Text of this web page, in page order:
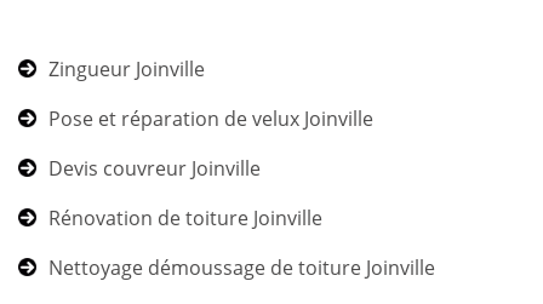
Zingueur Joinville
Pose et réparation de velux Joinville
Devis couvreur Joinville
Rénovation de toiture Joinville
Nettoyage démoussage de toiture Joinville